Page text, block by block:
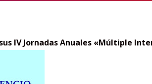
IV Jornadas Anuales «Múltiple